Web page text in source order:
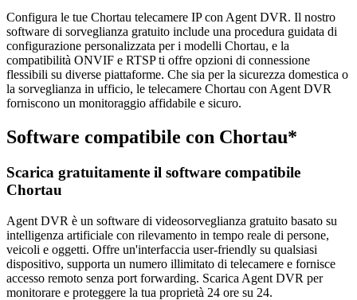
Configura le tue Chortau telecamere IP con Agent DVR. Il nostro
software di sorveglianza gratuito include una procedura guidata di
configurazione personalizzata per i modelli Chortau, e la
compatibilità ONVIF e RTSP ti offre opzioni di connessione
flessibili su diverse piattaforme. Che sia per la sicurezza domestica o
la sorveglianza in ufficio, le telecamere Chortau con Agent DVR
forniscono un monitoraggio affidabile e sicuro.
Software compatibile con Chortau*
Scarica gratuitamente il software compatibile
Chortau
Agent DVR è un software di videosorveglianza gratuito basato su
intelligenza artificiale con rilevamento in tempo reale di persone,
veicoli e oggetti. Offre un'interfaccia user-friendly su qualsiasi
dispositivo, supporta un numero illimitato di telecamere e fornisce
accesso remoto senza port forwarding. Scarica Agent DVR per
monitorare e proteggere la tua proprietà 24 ore su 24.